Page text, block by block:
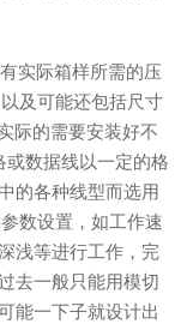
实际箱样所需的压
及可能还包括尺寸
际的需要安装好不
或数据线以一定的格
的各种线型而选用
数设置，如工作速
浅等进行工作，完
去一般只能用模切
能一下子就设计出